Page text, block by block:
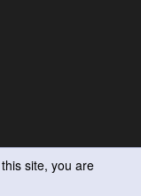
site, you are